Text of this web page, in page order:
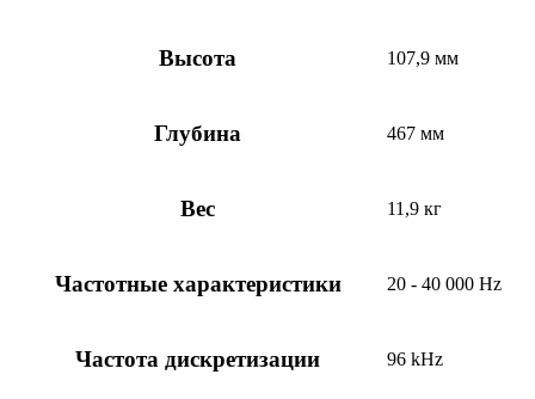
Высота 107,9 мм
Глубина 467 мм
Вес 11,9 кг
Частотные характеристики 20 - 40 000 Hz
Частота дискретизации 96 kHz